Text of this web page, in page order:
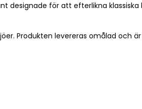
designade för att efterlikna
Produkten levereras omålad och